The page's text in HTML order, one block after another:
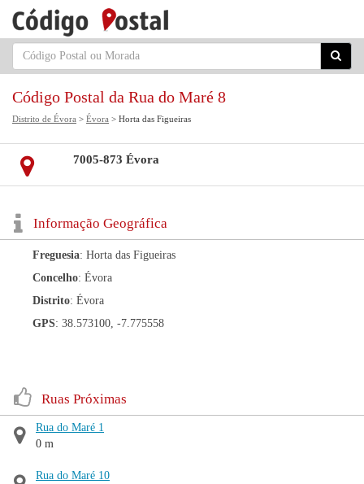
Código Postal da Rua do Maré 8
Distrito de Évora > Évora > Horta das Figueiras
7005-873 Évora
Informação Geográfica
Freguesia: Horta das Figueiras
Concelho: Évora
Distrito: Évora
GPS: 38.573100, -7.775558
Ruas Próximas
Rua do Maré 1
0 m
Rua do Maré 10